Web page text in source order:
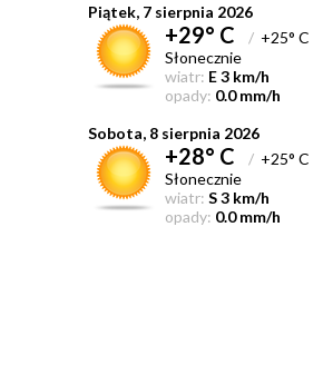
Piątek, 7 sierpnia 2026
+29° C /+25° C
Słonecznie
wiatr: E 3 km/h
opady: 0.0 mm/h
Sobota, 8 sierpnia 2026
+28° C /+25° C
Słonecznie
wiatr: S 3 km/h
opady: 0.0 mm/h